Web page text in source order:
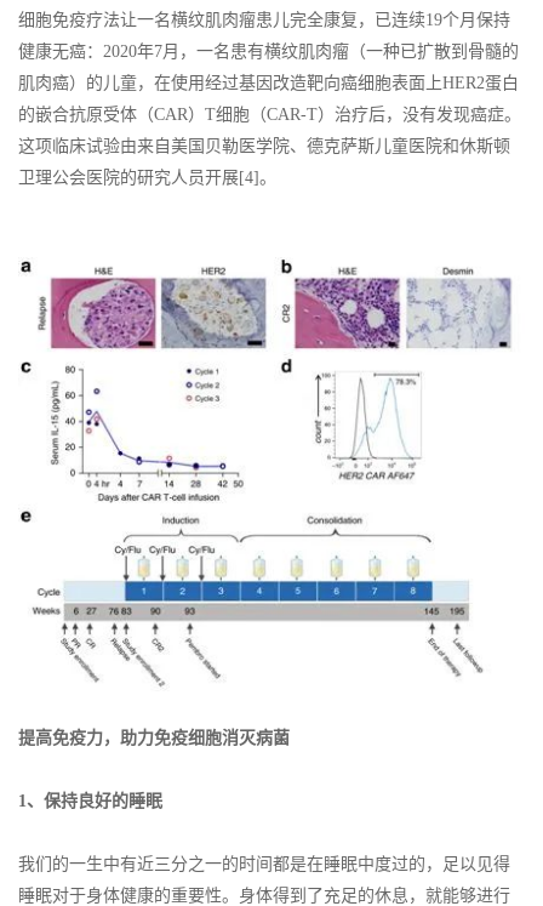
细胞免疫疗法让一名横纹肌肉瘤患儿完全康复，已连续19个月保持
健康无癌：2020年7月，一名患有横纹肌肉瘤（一种已扩散到骨髓的
肌肉癌）的儿童，在使用经过基因改造靶向癌细胞表面上HER2蛋白
的嵌合抗原受体（CAR）T细胞（CAR-T）治疗后，没有发现癌症。
这项临床试验由来自美国贝勒医学院、德克萨斯儿童医院和休斯顿
卫理公会医院的研究人员开展[4]。
提高免疫力，助力免疫细胞消灭病菌
1、保持良好的睡眠
我们的一生中有近三分之一的时间都是在睡眠中度过的，足以见得
睡眠对于身体健康的重要性。身体得到了充足的休息，就能够进行